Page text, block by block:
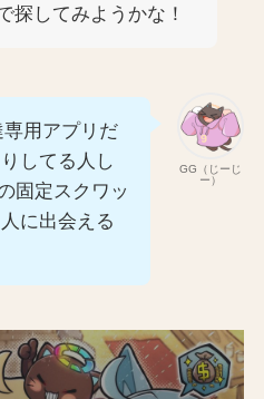
探してみようかな！
GG（じーじ
ー）
用アプリだ
してる人し
固定スクワッ
に出会える